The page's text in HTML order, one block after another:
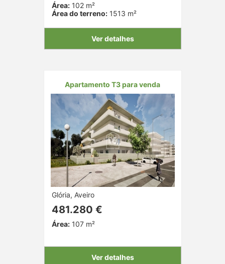
Área:102 m²
Área do terreno:1513 m²
Ver detalhes
Apartamento T3 para venda
Glória, Aveiro
481.280 €
Área:107 m²
Ver detalhes